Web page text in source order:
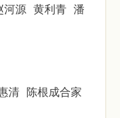
河源 黄利青 潘
清 陈根成合家